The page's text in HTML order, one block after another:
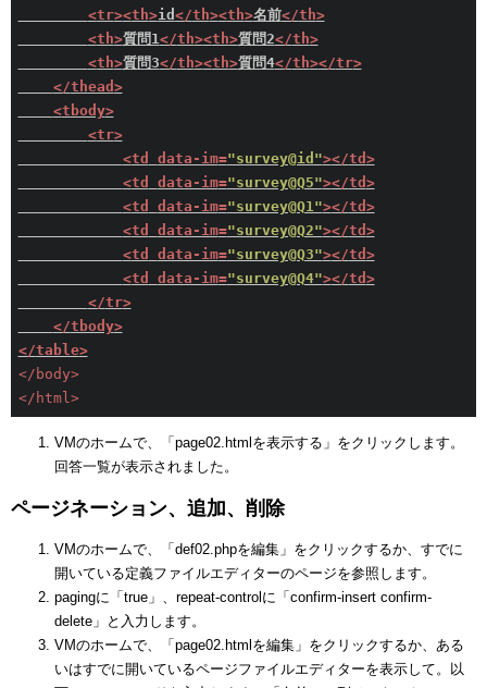
<tr><th>id </th><th>名前</th>
<th>質問1 </th><th>質問2</th>
<th>質問3</th><th>質問4</th></tr>
</thead >
<tbody>
<tr>
<td data-im="survey@id"></td >
<td data-im="survey@Q5"></td >
<td data-im="survey@Q1"></td >
<td data-im="survey@Q2"></td >
<td data-im="survey@Q3"></td >
<td data-im="survey@Q4"></td >
</tr>
</tbody>
</table>
</ body>
</ html >
VMのホームで、「page02.htmlを表示する」をクリックします。
回答一覧が表示されました。
ページネーション、追加、削除
VMのホームで、「def02.phpを編集」をクリックするか、すでに
開いている定義ファイルエディターのページを参照します。
pagingに「true」、repeat-controlに「confirm-insert confirm-
delete」と入力します。
VMのホームで、「page02.htmlを編集」をクリックするか、ある
いはすでに開いているページファイルエディターを表示して。以